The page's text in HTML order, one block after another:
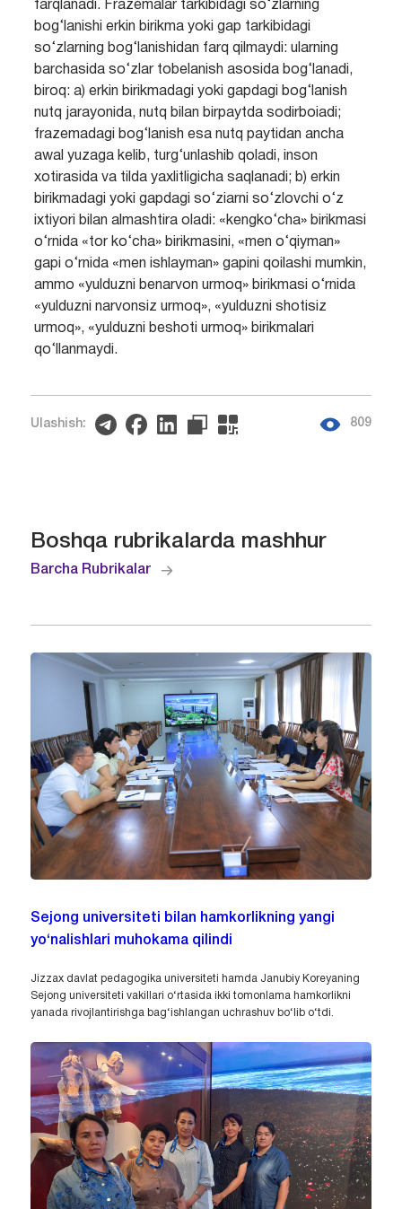
farqlanadi. Frazemalar tarkibidagi so‘zlarning
bog‘lanishi erkin birikma yoki gap tarkibidagi
so‘zlarning bog‘lanishidan farq qilmaydi: ularning
barchasida so‘zlar tobelanish asosida bog‘lanadi,
biroq: a) erkin birikmadagi yoki gapdagi bog‘lanish
nutq jarayonida, nutq bilan birpaytda sodirboiadi;
frazemadagi bog‘lanish esa nutq paytidan ancha
awal yuzaga kelib, turg‘unlashib qoladi, inson
xotirasida va tilda yaxlitligicha saqlanadi; b) erkin
birikmadagi yoki gapdagi so‘ziarni so‘zlovchi o‘z
ixtiyori bilan almashtira oladi: «kengko‘cha» birikmasi
o‘rnida «tor ko‘cha» birikmasini, «men o‘qiyman»
gapi o‘rnida «men ishlayman» gapini qoilashi mumkin,
ammo «yulduzni benarvon urmoq» birikmasi o‘rnida
«yulduzni narvonsiz urmoq», «yulduzni shotisiz
urmoq», «yulduzni beshoti urmoq» birikmalari
qo‘llanmaydi.
Ulashish: 809
Boshqa rubrikalarda mashhur
Barcha Rubrikalar
Sejong universiteti bilan hamkorlikning yangi
yo‘nalishlari muhokama qilindi
Jizzax davlat pedagogika universiteti hamda Janubiy Koreyaning
Sejong universiteti vakillari o‘rtasida ikki tomonlama hamkorlikni
yanada rivojlantirishga bag‘ishlangan uchrashuv bo‘lib o‘tdi.